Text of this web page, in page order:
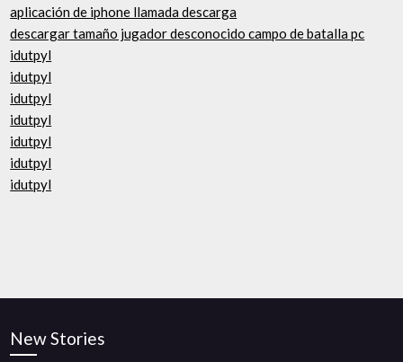
aplicación de iphone llamada descarga
descargar tamaño jugador desconocido campo de batalla pc
idutpyl
idutpyl
idutpyl
idutpyl
idutpyl
idutpyl
idutpyl
New Stories